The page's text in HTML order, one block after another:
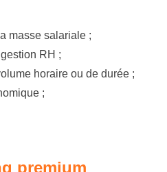
masse salariale ;
RH ;
horaire ou de durée ;
;
premium